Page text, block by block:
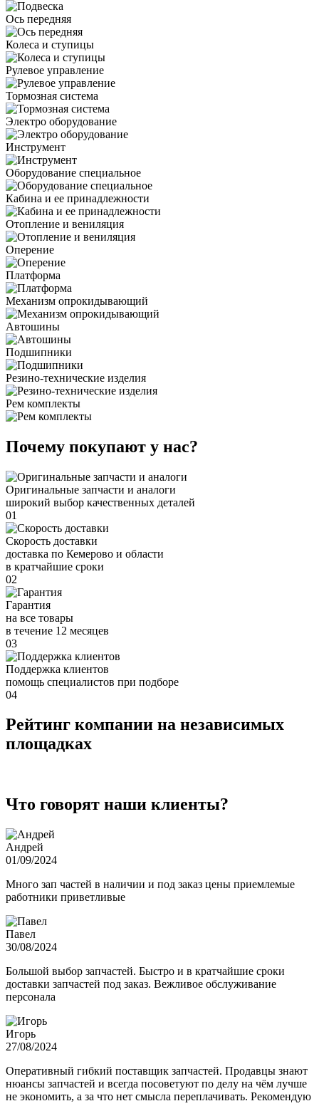
Ось передняя
Колеса и ступицы
Рулевое управление
Тормозная система
Электро оборудование
Инструмент
Оборудование специальное
Кабина и ее принадлежности
Отопление и вениляция
Оперение
Платформа
Механизм опрокидывающий
Автошины
Подшипники
Резино-технические изделия
Рем комплекты
Почему покупают у нас?
Оригинальные запчасти и аналоги
широкий выбор качественных деталей
01
Скорость доставки
доставка по Кемерово и области
в кратчайшие сроки
02
Гарантия
на все товары
в течение 12 месяцев
03
Поддержка клиентов
помощь специалистов при подборе
04
Рейтинг компании на независимых
площадках
Что говорят наши клиенты?
Андрей
01/09/2024
Много зап частей в наличии и под заказ цены приемлемые
работники приветливые
Павел
30/08/2024
Большой выбор запчастей. Быстро и в кратчайшие сроки
доставки запчастей под заказ. Вежливое обслуживание
персонала
Игорь
27/08/2024
Оперативный гибкий поставщик запчастей. Продавцы знают
нюансы запчастей и всегда посоветуют по делу на чём лучше
не экономить, а за что нет смысла переплачивать. Рекомендую